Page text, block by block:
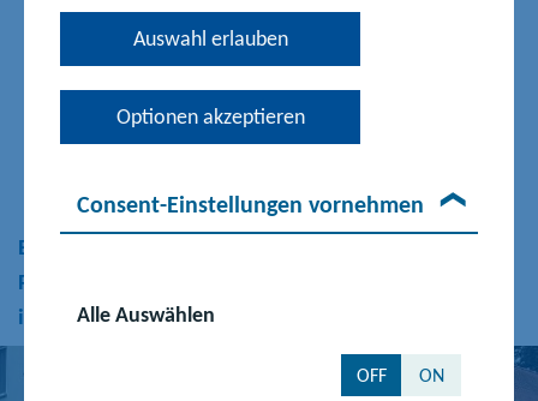
Auswahl erlauben
Optionen akzeptieren
Consent-Einstellungen vornehmen
Alle Auswählen
OFF ON
Geschichtsbuch „Europa – Unsere Geschichte“ in den Bänden
Kindertagesförderung Mecklenburg-Vorpommern
ausgestattet. Ziel ist es, binationale Geschichtsprojekte und -
Besonders gelebte Interkulturalität am Deutsch-
Polnischen Gymnasium
in Löcknitz